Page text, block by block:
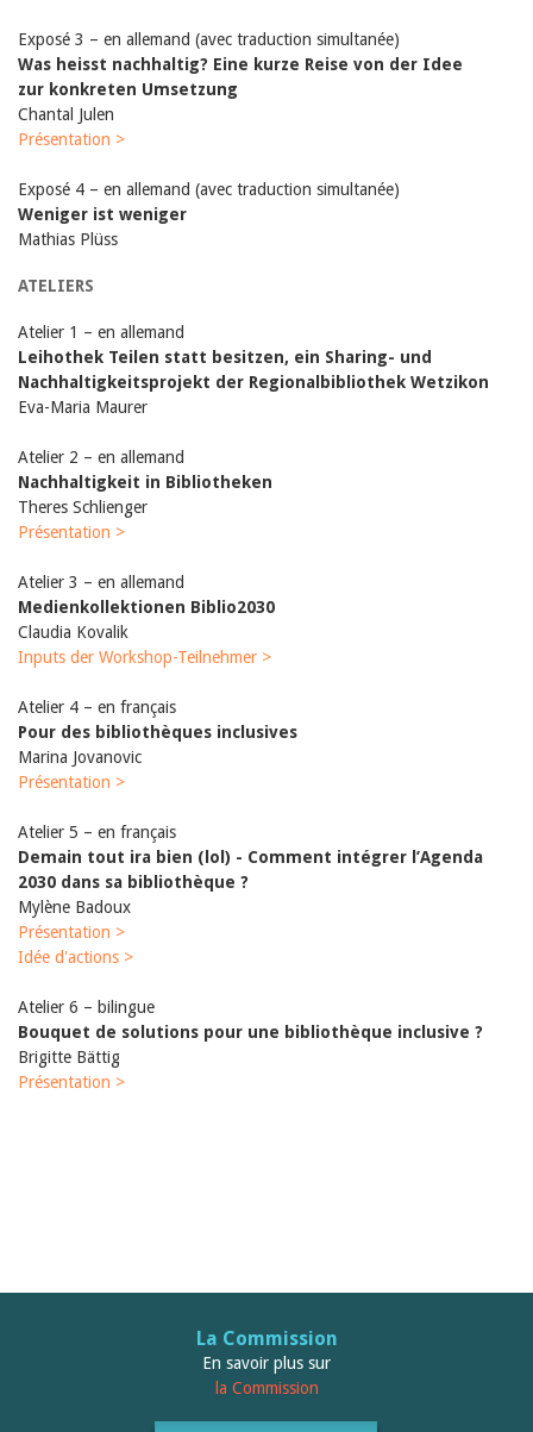
Exposé 3 – en allemand (avec traduction simultanée)
Was heisst nachhaltig? Eine kurze Reise von der Idee
zur konkreten Umsetzung
Chantal Julen
Présentation >
Exposé 4 – en allemand (avec traduction simultanée)
Weniger ist weniger
Mathias Plüss
ATELIERS
Atelier 1 – en allemand
Leihothek Teilen statt besitzen, ein Sharing- und
Nachhaltigkeitsprojekt der Regionalbibliothek Wetzikon
Eva-Maria Maurer
Atelier 2 – en allemand
Nachhaltigkeit in Bibliotheken
Theres Schlienger
Présentation >
Atelier 3 – en allemand
Medienkollektionen Biblio2030
Claudia Kovalik
Inputs der Workshop-Teilnehmer >
Atelier 4 – en français
Pour des bibliothèques inclusives
Marina Jovanovic
Présentation >
Atelier 5 – en français
Demain tout ira bien (lol) - Comment intégrer l’Agenda
2030 dans sa bibliothèque ?
Mylène Badoux
Présentation >
Idée d'actions >
Atelier 6 – bilingue
Bouquet de solutions pour une bibliothèque inclusive ?
Brigitte Bättig
Présentation >
La Commission
En savoir plus sur
la Commission